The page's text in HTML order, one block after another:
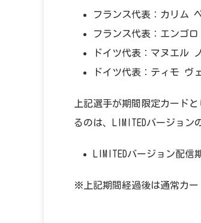
フランス代表：カリム
フランス代表：エンゴ
ドイツ代表：マヌエル
ドイツ代表：ティモ ヴ
上記選手が期間限定カード
るのは、LIMITEDバージョン
LIMITEDバージョン配信
※上記期間経過後は通常カー